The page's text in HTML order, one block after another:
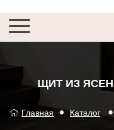
ЩИТ ИЗ
Главная Каталог